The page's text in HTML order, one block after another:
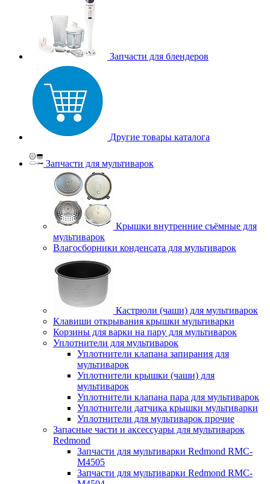
Запчасти для блендеров
Другие товары каталога
Запчасти для мультиварок
Крышки внутренние съёмные для
мультиварок
Влагосборники конденсата для мультиварок
Кастрюли (чаши) для мультиварок
Клавиши открывания крышки мультиварки
Корзины для варки на пару для мультиварок
Уплотнители для мультиварок
Уплотнители клапана запирания для
мультиварок
Уплотнители крышки (чаши) для
мультиварок
Уплотнители клапана пара для мультиварок
Уплотнители датчика крышки мультиварки
Уплотнители для мультиварок прочие
Запасные части и аксессуары для мультиварок
Redmond
Запчасти для мультиварки Redmond RMC-
M4505
Запчасти для мультиварки Redmond RMC-